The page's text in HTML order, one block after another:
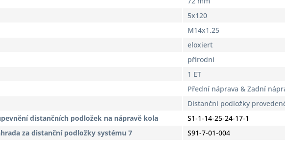
5x120
M14x1,25
eloxiert
přírodní
1 ET
Přední náprava & Zadní
Distanční podložky
distančních podložek na nápravě kola
S1-1-14-25-24-17-1
za distanční podložky systému 7
S91-7-01-004